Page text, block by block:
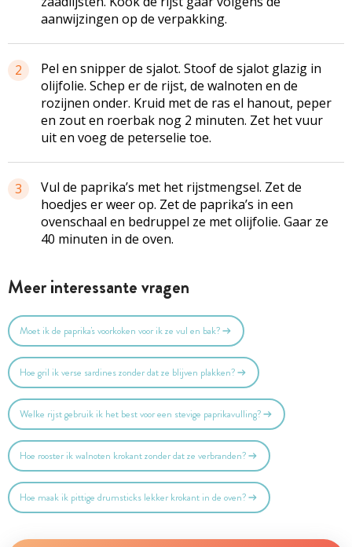
aanwijzingen op de verpakking.
2
Pel en snipper de sjalot. Stoof de sjalot glazig in
olijfolie. Schep er de rijst, de walnoten en de
rozijnen onder. Kruid met de ras el hanout, peper
en zout en roerbak nog 2 minuten. Zet het vuur
uit en voeg de peterselie toe.
3
Vul de paprika’s met het rijstmengsel. Zet de
hoedjes er weer op. Zet de paprika’s in een
ovenschaal en bedruppel ze met olijfolie. Gaar ze
40 minuten in de oven.
Meer interessante vragen
Moet ik de paprika's voorkoken voor ik ze vul en bak?
Hoe gril ik verse sardines zonder dat ze blijven plakken?
Welke rijst gebruik ik het best voor een stevige paprikavulling?
Hoe rooster ik walnoten krokant zonder dat ze verbranden?
Hoe maak ik pittige drumsticks lekker krokant in de oven?